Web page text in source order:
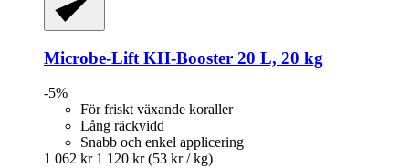
Microbe-Lift KH-​Booster 20 L, 20 kg
-5%
För friskt växande koraller
Lång räckvidd
Snabb och enkel applicering
1 062 kr 1 120 kr (53 kr / kg)